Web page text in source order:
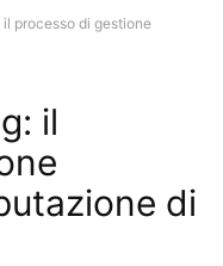
processo di gestione
il
di